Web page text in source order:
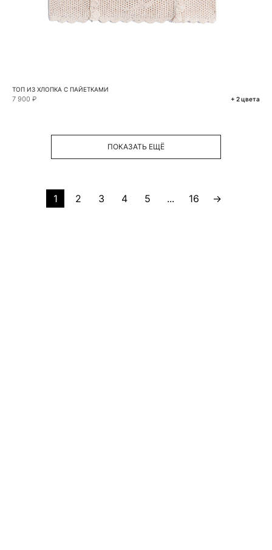
ТОП ИЗ ХЛОПКА С ПАЙЕТКАМИ
7 900 ₽ + 2 цвета
ПОКАЗАТЬ ЕЩЁ
1 2 3 4 5 ... 16 →